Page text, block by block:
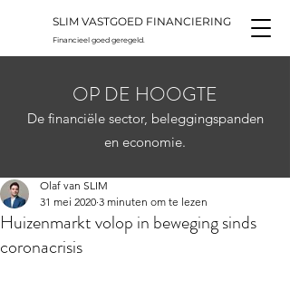
SLIM VASTGOED FINANCIERING
Financieel goed geregeld.
OP DE HOOGTE
De financiële sector, beleggingspanden
en economie.
Huizenmarkt volop in beweging sinds
coronacrisis
Olaf van SLIM
31 mei 2020 3 minuten om te lezen